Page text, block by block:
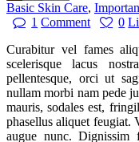
Basic Skin Care,
1 Comment 0
Curabitur vel fames
scelerisque lacus
pellentesque, orci ut
nullam morbi nam pede
mauris, sodales est,
phasellus aliquet feugiat.
augue nunc. Dignissim